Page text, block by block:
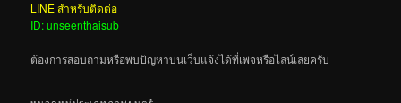
LINE สำหรับติดต่อ
ID: unseenthaisub
ต้องการสอบถามหรือพบปัญหาบนเว็บแจ้งได้ที่เพจหรือไลน์เลยครับ